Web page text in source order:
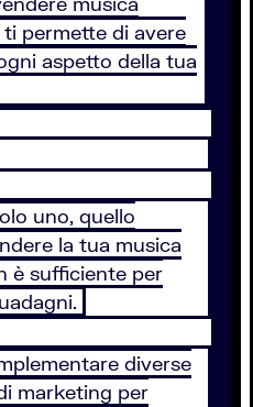
permette di avere
aspetto della tua
uno, quello
la tua musica
è sufficiente per
diverse
marketing per